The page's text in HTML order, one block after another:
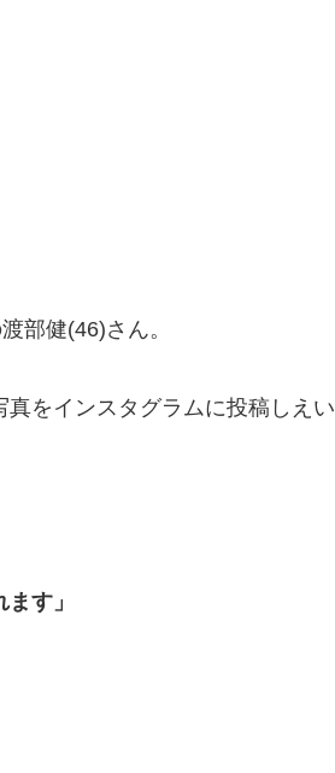
部健(46)さん。
をインスタグラムに投稿しえい
す」